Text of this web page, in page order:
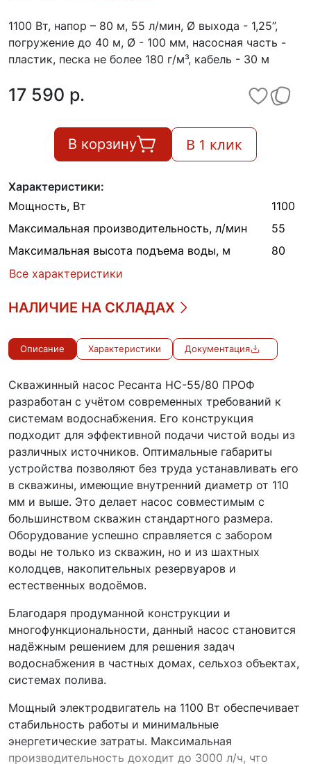
1100 Вт, напор – 80 м, 55 л/мин, Ø выхода - 1,25”,
погружение до 40 м, Ø - 100 мм, насосная часть -
пластик, песка не более 180 г/м³, кабель - 30 м
17 590 p.
В корзину В 1 клик
Характеристики:
Мощность, Вт
1100
Максимальная производительность, л/мин
55
Максимальная высота подъема воды, м
80
Все характеристики
НАЛИЧИЕ НА СКЛАДАХ
Описание Характеристики Документация
Скважинный насос Ресанта НС-55/80 ПРОФ
разработан с учётом современных требований к
системам водоснабжения. Его конструкция
подходит для эффективной подачи чистой воды из
различных источников. Оптимальные габариты
устройства позволяют без труда устанавливать его
в скважины, имеющие внутренний диаметр от 110
мм и выше. Это делает насос совместимым с
большинством скважин стандартного размера.
Оборудование успешно справляется с забором
воды не только из скважин, но и из шахтных
колодцев, накопительных резервуаров и
естественных водоёмов.
Благодаря продуманной конструкции и
многофункциональности, данный насос становится
надёжным решением для решения задач
водоснабжения в частных домах, сельхоз объектах,
системах полива.
Мощный электродвигатель на 1100 Вт обеспечивает
стабильность работы и минимальные
энергетические затраты. Максимальная
производительность доходит до 3000 л/ч, что